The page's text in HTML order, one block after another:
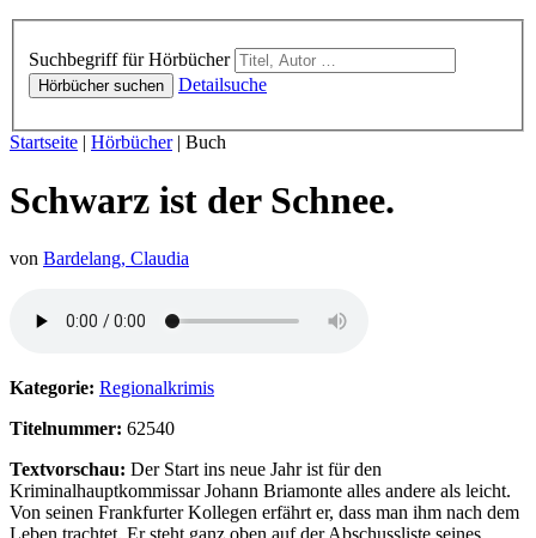
Suchbegriff für Hörbücher
Hörbücher suchen Detailsuche
Sie sind hier:
Startseite | Hörbücher| Buch
Schwarz ist der Schnee.
von Bardelang, Claudia
Kategorie: Regionalkrimis
Titelnummer: 62540
Textvorschau: Der Start ins neue Jahr ist für den
Kriminalhauptkommissar Johann Briamonte alles andere als leicht.
Von seinen Frankfurter Kollegen erfährt er, dass man ihm nach dem